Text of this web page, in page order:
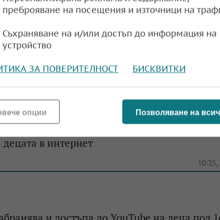
с Google: Каналите на Disney отново
платформата YouTube TV
от Apple, Google, Snapchat и YouTube за
в интернет
10:25,
преброяване на посещения и източници на
Съхраняване на и/или достъп до информация на
устройство
ЗА ПОВЕРИТЕЛНОСТ БИСКВИТКИ
Позволяване на
опции